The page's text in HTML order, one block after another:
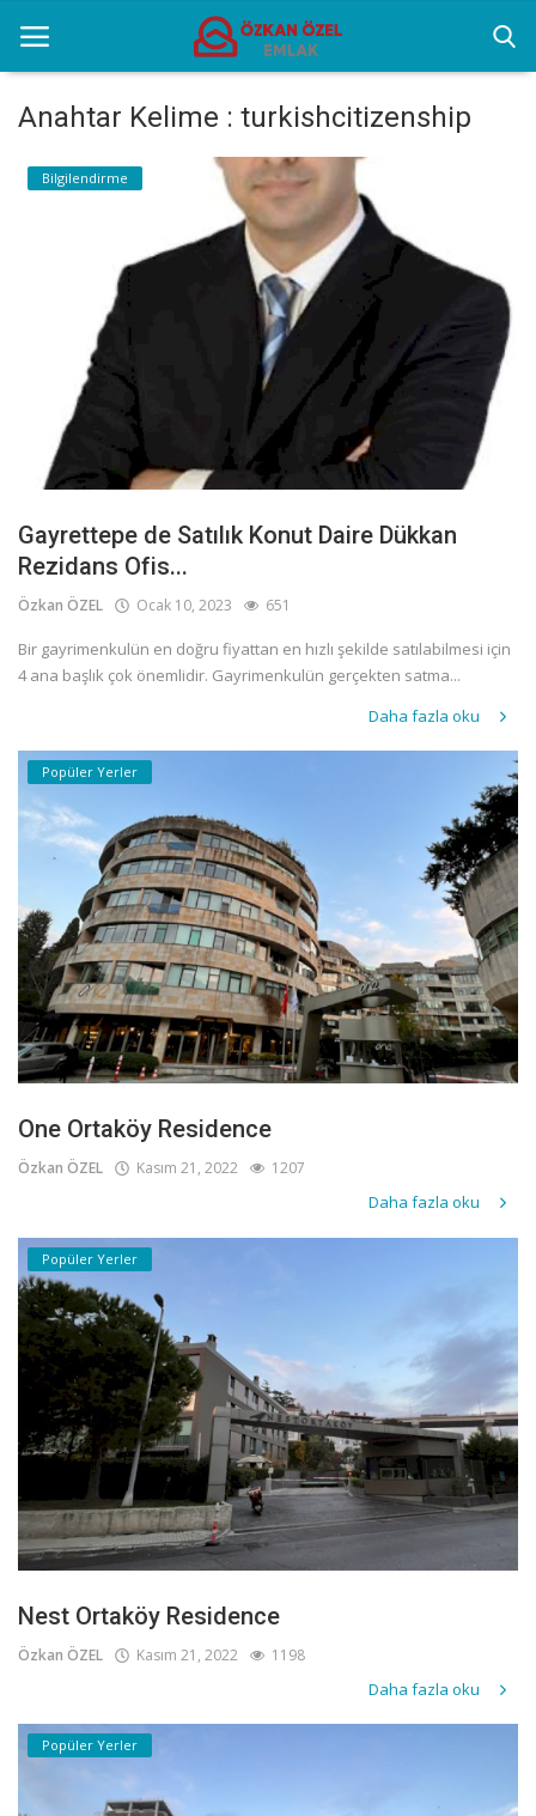
Anasayfa
Gayrettepe Projeler
İletişim
Anahtar Kelime : turkishcitizenship
Bilgilendirme
Gayrettepe de Satılık Konut Daire Dükkan
Rezidans Ofis...
Özkan ÖZEL Ocak 10, 2023 651
Bir gayrimenkulün en doğru fiyattan en hızlı şekilde satılabilmesi için
4 ana başlık çok önemlidir. Gayrimenkulün gerçekten satma...
Daha fazla oku
Popüler Yerler
One Ortaköy Residence
Özkan ÖZEL Kasım 21, 2022 1207
Daha fazla oku
Popüler Yerler
Nest Ortaköy Residence
Özkan ÖZEL Kasım 21, 2022 1198
Daha fazla oku
Popüler Yerler